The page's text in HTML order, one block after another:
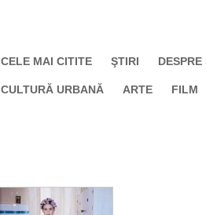
CELE MAI CITITE ŞTIRI DESPRE
CULTURĂ URBANĂ ARTE FILM